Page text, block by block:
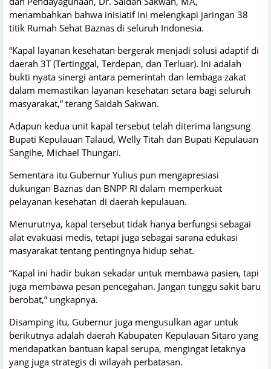
menambahkan bahwa inisiatif ini melengkapi jaringan 38
titik Rumah Sehat Baznas di seluruh Indonesia.
“Kapal layanan kesehatan bergerak menjadi solusi adaptif di
daerah 3T (Tertinggal, Terdepan, dan Terluar). Ini adalah
bukti nyata sinergi antara pemerintah dan lembaga zakat
dalam memastikan layanan kesehatan setara bagi seluruh
masyarakat,” terang Saidah Sakwan.
Adapun kedua unit kapal tersebut telah diterima langsung
Bupati Kepulauan Talaud, Welly Titah dan Bupati Kepulauan
Sangihe, Michael Thungari.
Sementara itu Gubernur Yulius pun mengapresiasi
dukungan Baznas dan BNPP RI dalam memperkuat
pelayanan kesehatan di daerah kepulauan.
Menurutnya, kapal tersebut tidak hanya berfungsi sebagai
alat evakuasi medis, tetapi juga sebagai sarana edukasi
masyarakat tentang pentingnya hidup sehat.
“Kapal ini hadir bukan sekadar untuk membawa pasien, tapi
juga membawa pesan pencegahan. Jangan tunggu sakit baru
berobat,” ungkapnya.
Disamping itu, Gubernur juga mengusulkan agar untuk
berikutnya adalah daerah Kabupaten Kepulauan Sitaro yang
mendapatkan bantuan kapal serupa, mengingat letaknya
yang juga strategis di wilayah perbatasan.